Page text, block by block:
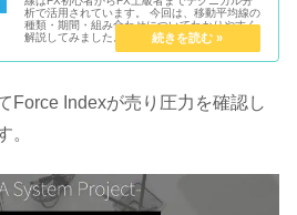
析で活用されています。 今回は、移動平均線の
種類・期間・組み合わせについてわかりやすく
解説してみました。
Force Indexが売り圧力を確認し
。